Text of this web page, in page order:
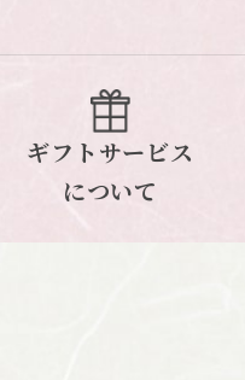
ギフトサービス
について